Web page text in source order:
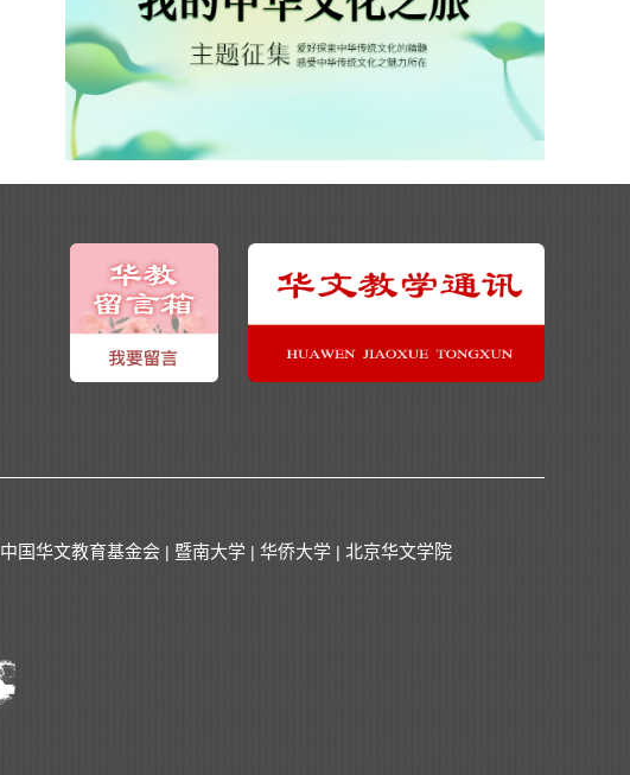
中国华文教育基金会 | 暨南大学 | 华侨大学 | 北京华文学院